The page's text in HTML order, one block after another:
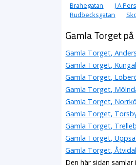
Gamla Torget 6, 52231
Tidaholms
Annelie Maria Dahlgren
0502-10012
Brahegatan J A
Rudbecksgatan
Gamla Torget
Gamla Torget,
Gamla Torget,
Gamla Torget,
Gamla Torget,
Gamla Torget,
Gamla Torget,
Gamla Torget,
Gamla Torget,
Gamla Torget,
Den här sidan